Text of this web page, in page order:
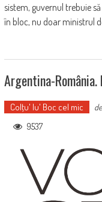
sistem, guvernul trebuie
în bloc, nu doar ministrul
Argentina-România.
Colţu' lu' Boc cel mic de
9537